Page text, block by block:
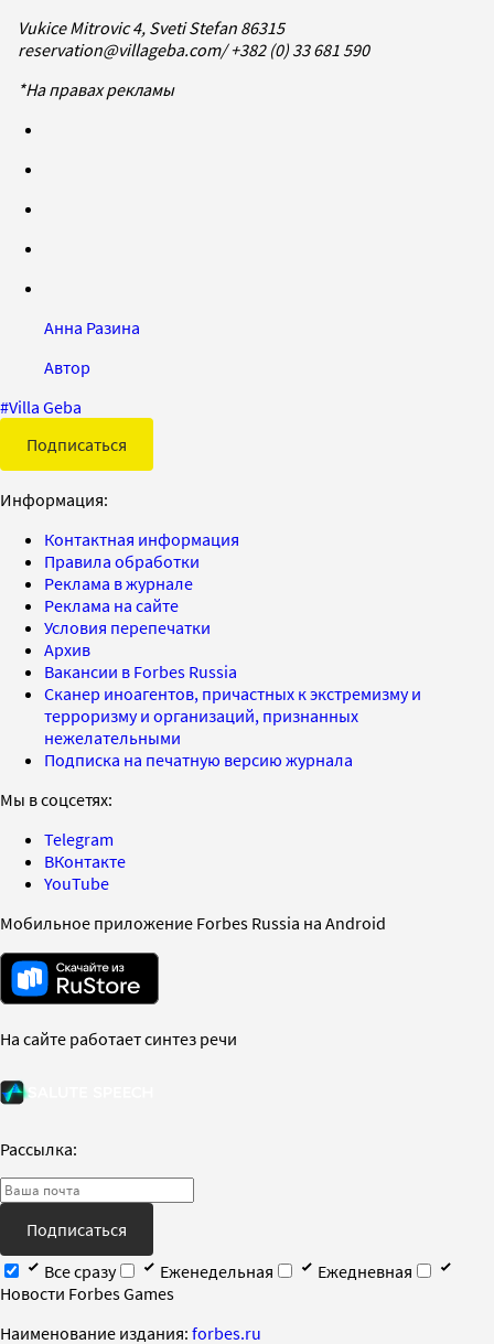
Vukice Mitrovic 4, Sveti Stefan 86315
reservation@villageba.com/ +382 (0) 33 681 590
*На правах рекламы
Анна Разина
Автор
#Villa Geba
Подписаться
Информация:
Контактная информация
Правила обработки
Реклама в журнале
Реклама на сайте
Условия перепечатки
Архив
Вакансии в Forbes Russia
Сканер иноагентов, причастных к экстремизму и
терроризму и организаций, признанных
нежелательными
Подписка на печатную версию журнала
Мы в соцсетях:
Telegram
ВКонтакте
YouTube
Мобильное приложение Forbes Russia на Android
На сайте работает синтез речи
Рассылка:
Подписаться
Все сразу
Еженедельная
Ежедневная
Новости Forbes Games
Наименование издания: forbes.ru